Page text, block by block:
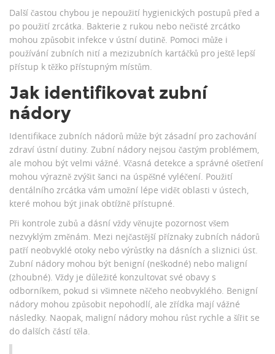
Další častou chybou je nepoužití hygienických postupů před a
po použití zrcátka. Bakterie z rukou nebo nečisté zrcátko
mohou způsobit infekce v ústní dutině. Pomoci může i
používání zubních nití a mezizubních kartáčků pro ještě lepší
přístup k těžko přístupným místům.
Jak identifikovat zubní
nádory
Identifikace zubních nádorů může být zásadní pro zachování
zdraví ústní dutiny. Zubní nádory nejsou častým problémem,
ale mohou být velmi vážné. Včasná detekce a správné ošetření
mohou výrazně zvýšit šanci na úspěšné vyléčení. Použití
dentálního zrcátka vám umožní lépe vidět oblasti v ústech,
které mohou být jinak obtížně přístupné.
Při kontrole zubů a dásní vždy věnujte pozornost všem
nezvyklým změnám. Mezi nejčastější příznaky zubních nádorů
patří neobvyklé otoky nebo výrůstky na dásních a sliznici úst.
Zubní nádory mohou být benigní (neškodné) nebo maligní
(zhoubné). Vždy je důležité konzultovat své obavy s
odborníkem, pokud si všimnete něčeho neobvyklého. Benigní
nádory mohou způsobit nepohodlí, ale zřídka mají vážné
následky. Naopak, maligní nádory mohou růst rychle a šířit se
do dalších částí těla.